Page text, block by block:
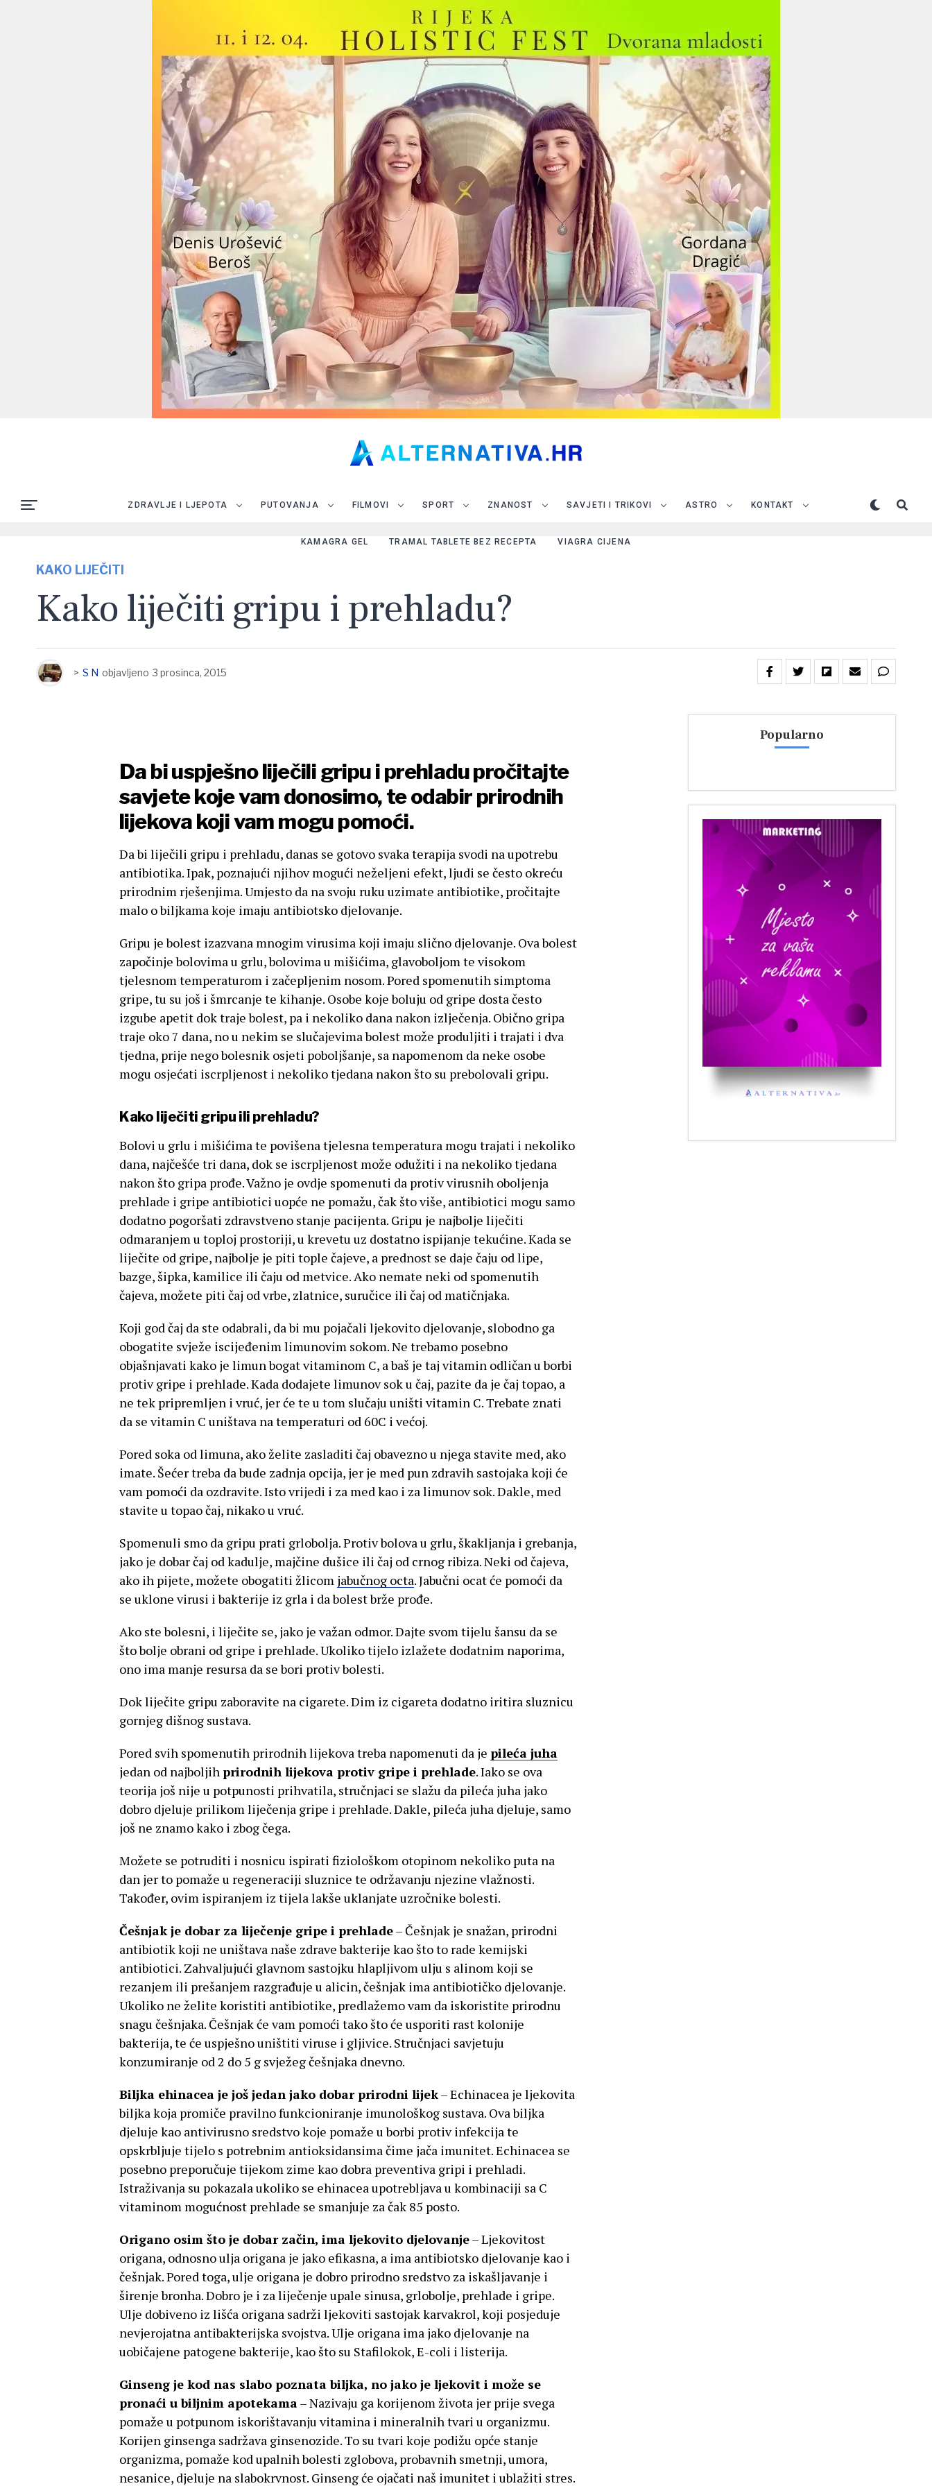
ZDRAVLJE I LJEPOTA PUTOVANJA FILMOVI SPORT ZNANOST SAVJETI I TRIKOVI ASTRO KONTAKT
KAMAGRA GEL TRAMAL TABLETE BEZ RECEPTA VIAGRA CIJENA
KAKO LIJEČITI
Kako liječiti gripu i prehladu?
> S N objavljeno 3 prosinca, 2015
Da bi uspješno liječili gripu i prehladu pročitajte
savjete koje vam donosimo, te odabir prirodnih
lijekova koji vam mogu pomoći.
Da bi liječili gripu i prehladu, danas se gotovo svaka terapija svodi na upotrebu
antibiotika. Ipak, poznajući njihov mogući neželjeni efekt, ljudi se često okreću
prirodnim rješenjima. Umjesto da na svoju ruku uzimate antibiotike, pročitajte
malo o biljkama koje imaju antibiotsko djelovanje.
Gripu je bolest izazvana mnogim virusima koji imaju slično djelovanje. Ova bolest
započinje bolovima u grlu, bolovima u mišićima, glavoboljom te visokom
tjelesnom temperaturom i začepljenim nosom. Pored spomenutih simptoma
gripe, tu su još i šmrcanje te kihanje. Osobe koje boluju od gripe dosta često
izgube apetit dok traje bolest, pa i nekoliko dana nakon izlječenja. Obično gripa
traje oko 7 dana, no u nekim se slučajevima bolest može produljiti i trajati i dva
tjedna, prije nego bolesnik osjeti poboljšanje, sa napomenom da neke osobe
mogu osjećati iscrpljenost i nekoliko tjedana nakon što su prebolovali gripu.
Kako liječiti gripu ili prehladu?
Bolovi u grlu i mišićima te povišena tjelesna temperatura mogu trajati i nekoliko
dana, najčešće tri dana, dok se iscrpljenost može odužiti i na nekoliko tjedana
nakon što gripa prođe. Važno je ovdje spomenuti da protiv virusnih oboljenja
prehlade i gripe antibiotici uopće ne pomažu, čak što više, antibiotici mogu samo
dodatno pogoršati zdravstveno stanje pacijenta. Gripu je najbolje liječiti
odmaranjem u toploj prostoriji, u krevetu uz dostatno ispijanje tekućine. Kada se
liječite od gripe, najbolje je piti tople čajeve, a prednost se daje čaju od lipe,
bazge, šipka, kamilice ili čaju od metvice. Ako nemate neki od spomenutih
čajeva, možete piti čaj od vrbe, zlatnice, suručice ili čaj od matičnjaka.
Koji god čaj da ste odabrali, da bi mu pojačali ljekovito djelovanje, slobodno ga
obogatite svježe iscijeđenim limunovim sokom. Ne trebamo posebno
objašnjavati kako je limun bogat vitaminom C, a baš je taj vitamin odličan u borbi
protiv gripe i prehlade. Kada dodajete limunov sok u čaj, pazite da je čaj topao, a
ne tek pripremljen i vruć, jer će te u tom slučaju uništi vitamin C. Trebate znati
da se vitamin C uništava na temperaturi od 60C i većoj.
Pored soka od limuna, ako želite zasladiti čaj obavezno u njega stavite med, ako
imate. Šećer treba da bude zadnja opcija, jer je med pun zdravih sastojaka koji će
vam pomoći da ozdravite. Isto vrijedi i za med kao i za limunov sok. Dakle, med
stavite u topao čaj, nikako u vruć.
Spomenuli smo da gripu prati grlobolja. Protiv bolova u grlu, škakljanja i grebanja,
jako je dobar čaj od kadulje, majčine dušice ili čaj od crnog ribiza. Neki od čajeva,
ako ih pijete, možete obogatiti žlicom jabučnog octa. Jabučni ocat će pomoći da
se uklone virusi i bakterije iz grla i da bolest brže prođe.
Ako ste bolesni, i liječite se, jako je važan odmor. Dajte svom tijelu šansu da se
što bolje obrani od gripe i prehlade. Ukoliko tijelo izlažete dodatnim naporima,
ono ima manje resursa da se bori protiv bolesti.
Dok liječite gripu zaboravite na cigarete. Dim iz cigareta dodatno iritira sluznicu
gornjeg dišnog sustava.
Pored svih spomenutih prirodnih lijekova treba napomenuti da je pileća juha
jedan od najboljihprirodnih lijekova protiv gripe i prehlade. Iako se ova
teorija još nije u potpunosti prihvatila, stručnjaci se slažu da pileća juha jako
dobro djeluje prilikom liječenja gripe i prehlade. Dakle, pileća juha djeluje, samo
još ne znamo kako i zbog čega.
Možete se potruditi i nosnicu ispirati fiziološkom otopinom nekoliko puta na
dan jer to pomaže u regeneraciji sluznice te održavanju njezine vlažnosti.
Također, ovim ispiranjem iz tijela lakše uklanjate uzročnike bolesti.
Češnjak je dobar za liječenje gripe i prehlade– Češnjak je snažan, prirodni
antibiotik koji ne uništava naše zdrave bakterije kao što to rade kemijski
antibiotici. Zahvaljujući glavnom sastojku hlapljivom ulju s alinom koji se
rezanjem ili prešanjem razgrađuje u alicin, češnjak ima antibiotičko djelovanje.
Ukoliko ne želite koristiti antibiotike, predlažemo vam da iskoristite prirodnu
snagu češnjaka. Češnjak će vam pomoći tako što će usporiti rast kolonije
bakterija, te će uspješno uništiti viruse i gljivice. Stručnjaci savjetuju
konzumiranje od 2 do 5 g svježeg češnjaka dnevno.
Biljka ehinacea je još jedan jako dobar prirodni lijek– Echinacea je ljekovita
biljka koja promiče pravilno funkcioniranje imunološkog sustava. Ova biljka
djeluje kao antivirusno sredstvo koje pomaže u borbi protiv infekcija te
opskrbljuje tijelo s potrebnim antioksidansima čime jača imunitet. Echinacea se
posebno preporučuje tijekom zime kao dobra preventiva gripi i prehladi.
Istraživanja su pokazala ukoliko se ehinacea upotrebljava u kombinaciji sa C
vitaminom mogućnost prehlade se smanjuje za čak 85 posto.
Origano osim što je dobar začin, ima ljekovito djelovanje– Ljekovitost
origana, odnosno ulja origana je jako efikasna, a ima antibiotsko djelovanje kao i
češnjak. Pored toga, ulje origana je dobro prirodno sredstvo za iskašljavanje i
širenje bronha. Dobro je i za liječenje upale sinusa, grlobolje, prehlade i gripe.
Ulje dobiveno iz lišća origana sadrži ljekoviti sastojak karvakrol, koji posjeduje
nevjerojatna antibakterijska svojstva. Ulje origana ima jako djelovanje na
uobičajene patogene bakterije, kao što su Stafilokok, E-coli i listerija.
Ginseng je kod nas slabo poznata biljka, no jako je ljekovit i može se
pronaći u biljnim apotekama– Nazivaju ga korijenom života jer prije svega
pomaže u potpunom iskorištavanju vitamina i mineralnih tvari u organizmu.
Korijen ginsenga sadržava ginsenozide. To su tvari koje podižu opće stanje
organizma, pomaže kod upalnih bolesti zglobova, probavnih smetnji, umora,
nesanice, djeluje na slabokrvnost. Ginseng će ojačati naš imunitet i ublažiti stres.
Popularno